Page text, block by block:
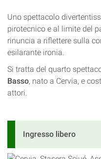
Uno spettacolo
pirotecnico e al limite del
rinuncia a riflettere sulla
esilarante ironia.
Si tratta del quarto
Basso, nato a Cervia, e
attori.
Ingresso libero